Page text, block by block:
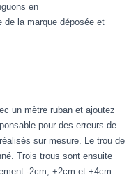
en
la marque déposée et
un mètre ruban et ajoutez
pour des erreurs de
sur mesure. Le trou de
Trois trous sont ensuite
-2cm, +2cm et +4cm.